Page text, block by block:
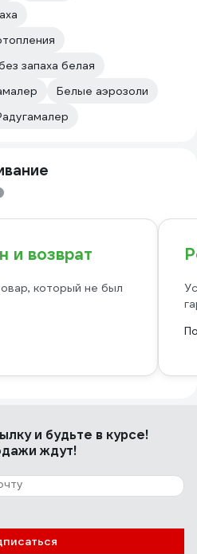
запаха белая
Белые аэрозоли
и возврат
который не был
и будьте в курсе!
ждут!